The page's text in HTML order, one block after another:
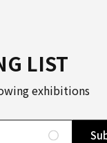
LIST
exhibitions